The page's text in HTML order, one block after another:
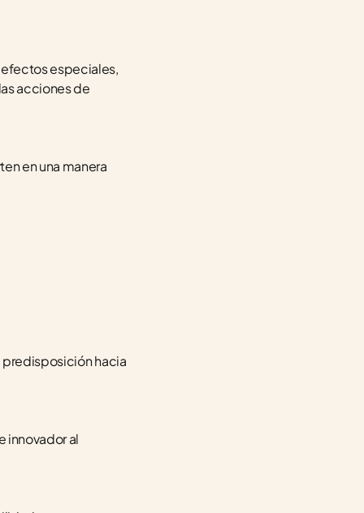
efectos especiales,
acciones de
en una manera
predisposición hacia
innovador al